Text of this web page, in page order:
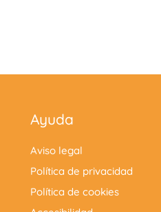
Ayuda
Aviso legal
Política de privacidad
Política de cookies